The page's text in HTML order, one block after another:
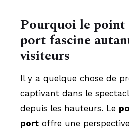
Pourquoi le point
port fascine
visiteurs
Il y a quelque chose de
captivant dans le
depuis les hauteurs. Le
port offre une